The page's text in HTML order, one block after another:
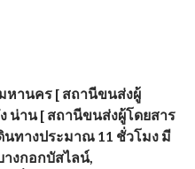
หานคร [ สถานีขนส่งผู้
น่าน [ สถานีขนส่งผู้โดยสาร
นทางประมาณ 11 ชั่วโมง มี
างกอกบัสไลน์,